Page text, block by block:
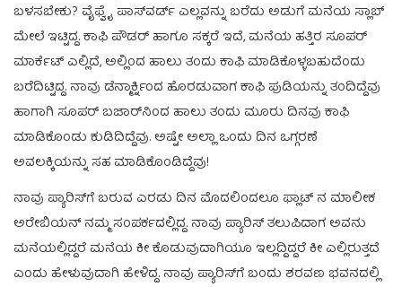
ಬಳಸಬೇಕು? ವೈಫ್ವೈ ಪಾಸ್‌ವರ್ಡ್ ಎಲ್ಲವನ್ನು ಬರೆದು ಅಡುಗೆ ಮನೆಯ ಸ್ಲಾಬ್
ಮೇಲೆ ಇಟ್ಟಿದ್ದ. ಕಾಫಿ ಪೌಡರ್ ಹಾಗೂ ಸಕ್ಕರೆ ಇದೆ, ಮನೆಯ ಹತ್ತಿರ ಸೂಪರ್
ಮಾರ್ಕೆಟ್ ಎಲ್ಲಿದೆ, ಅಲ್ಲಿಂದ ಹಾಲು ತಂದು ಕಾಫಿ ಮಾಡಿಕೊಳ್ಳಬಹುದೆಂದು
ಬರೆದಿಟ್ಟಿದ್ದ. ನಾವು ಡೆನ್ಮಾರ್ಕ್ನಿಂದ ಹೊರಡುವಾಗ ಕಾಫಿ ಪುಡಿಯನ್ನು ತಂದಿದ್ದೆವು
ಹಾಗಾಗಿ ಸೂಪರ್ ಬಜಾರ್‌ನಿಂದ ಹಾಲು ತಂದು ಮೂರು ದಿನವು ಕಾಫಿ
ಮಾಡಿಕೊಂಡು ಕುಡಿದಿದ್ದೆವು. ಅಷ್ಟೇ ಅಲ್ಲಾ ಒಂದು ದಿನ ಒಗ್ಗರಣೆ
ಅವಲಕ್ಕಿಯನ್ನು ಸಹ ಮಾಡಿಕೊಂಡಿದ್ದೆವು!
ನಾವು ಪ್ಯಾರಿಸ್‌ಗೆ ಬರುವ ಎರಡು ದಿನ ಮೊದಲಿಂದಲೂ ಫ್ಲಾಟ್ ನ ಮಾಲೀಕ
ಅರೇಬಿಯನ್ ನಮ್ಮ ಸಂಪರ್ಕದಲ್ಲಿದ್ದ. ನಾವು ಪ್ಯಾರಿಸ್ ತಲುಪಿದಾಗ ಅವನು
ಮನೆಯಲ್ಲಿದ್ದರೆ ಮನೆಯ ಕೀ ಕೊಡುವುದಾಗಿಯೂ ಇಲ್ಲದ್ದಿದ್ದರೆ ಕೀ ಎಲ್ಲಿರುತ್ತದೆ
ಎಂದು ಹೇಳುವುದಾಗಿ ಹೇಳಿದ್ದ. ನಾವು ಪ್ಯಾರಿಸ್‌ಗೆ ಬಂದು ಶರವಣ ಭವನದಲ್ಲಿ